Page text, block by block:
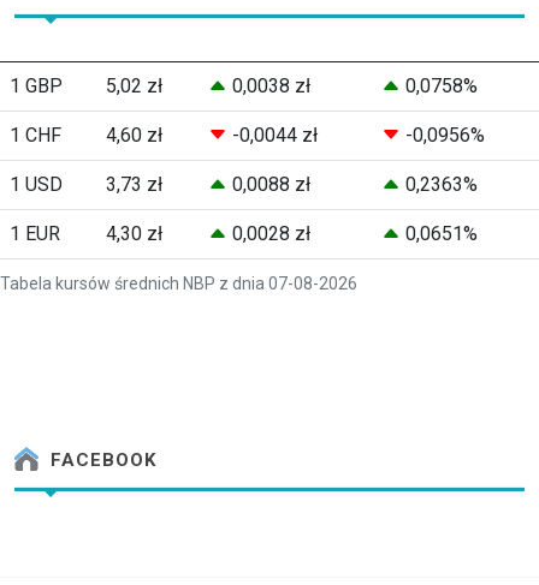
Tabela kursów średnich NBP z dnia 07-08-2026
1 GBP 5,02 zł 0,0038 zł 0,0758%
1 CHF 4,60 zł -0,0044 zł -0,0956%
1 USD 3,73 zł 0,0088 zł 0,2363%
1 EUR 4,30 zł 0,0028 zł 0,0651%
FACEBOOK